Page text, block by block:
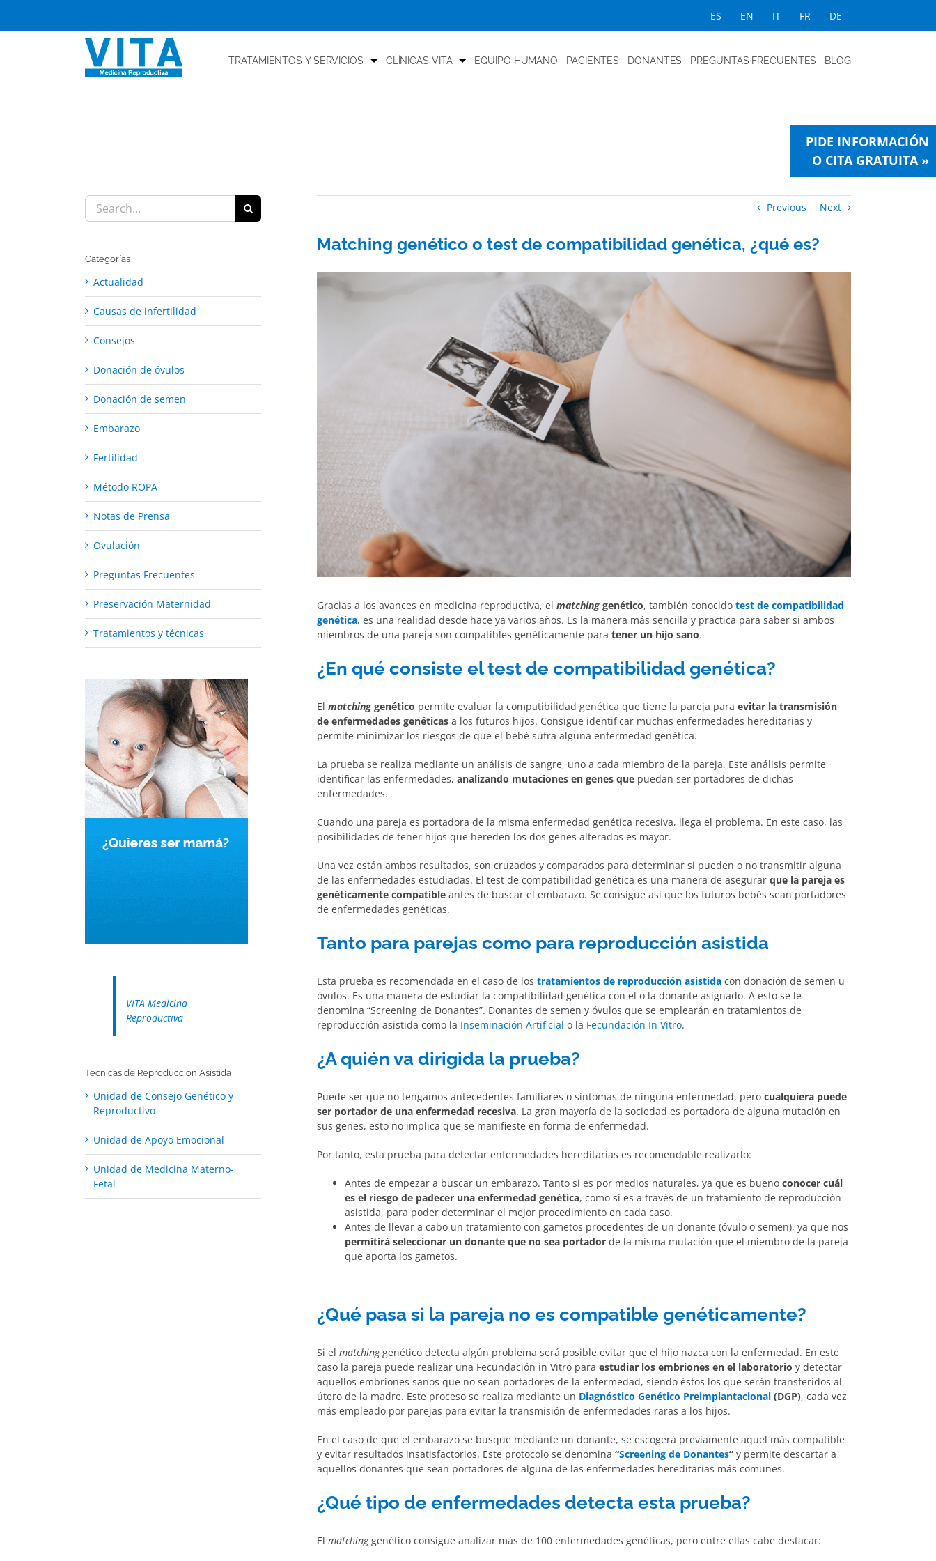
ES EN IT FR DE
TRATAMIENTOS Y SERVICIOS CLÍNICAS VITA EQUIPO HUMANO PACIENTES DONANTES PREGUNTAS FRECUENTES BLOG
PIDE INFORMACIÓN
O CITA GRATUITA »
Previous Next
Matching genético o test de compatibilidad genética, ¿qué es?
View
Gracias a los avances en medicina reproductiva, el matching genético, también conocido test de compatibilidad
genética, es una realidad desde hace ya varios años. Es la manera más sencilla y practica para saber si ambos
miembros de una pareja son compatibles genéticamente para tener un hijo sano.
¿En qué consiste el test de compatibilidad genética?
El matching genético permite evaluar la compatibilidad genética que tiene la pareja para evitar la transmisión
de enfermedades genéticas a los futuros hijos. Consigue identificar muchas enfermedades hereditarias y
permite minimizar los riesgos de que el bebé sufra alguna enfermedad genética.
La prueba se realiza mediante un análisis de sangre, uno a cada miembro de la pareja. Este análisis permite
identificar las enfermedades, analizando mutaciones en genes que puedan ser portadores de dichas
enfermedades.
Cuando una pareja es portadora de la misma enfermedad genética recesiva, llega el problema. En este caso, las
posibilidades de tener hijos que hereden los dos genes alterados es mayor.
Una vez están ambos resultados, son cruzados y comparados para determinar si pueden o no transmitir alguna
de las enfermedades estudiadas. El test de compatibilidad genética es una manera de asegurar que la pareja es
genéticamente compatible antes de buscar el embarazo. Se consigue así que los futuros bebés sean portadores
de enfermedades genéticas.
Tanto para parejas como para reproducción asistida
Esta prueba es recomendada en el caso de los tratamientos de reproducción asistida con donación de semen u
óvulos. Es una manera de estudiar la compatibilidad genética con el o la donante asignado. A esto se le
denomina “Screening de Donantes”. Donantes de semen y óvulos que se emplearán en tratamientos de
reproducción asistida como la Inseminación Artificial o la Fecundación In Vitro.
¿A quién va dirigida la prueba?
Puede ser que no tengamos antecedentes familiares o síntomas de ninguna enfermedad, pero cualquiera puede
ser portador de una enfermedad recesiva. La gran mayoría de la sociedad es portadora de alguna mutación en
sus genes, esto no implica que se manifieste en forma de enfermedad.
Por tanto, esta prueba para detectar enfermedades hereditarias es recomendable realizarlo:
Antes de empezar a buscar un embarazo. Tanto si es por medios naturales, ya que es bueno conocer cuál
es el riesgo de padecer una enfermedad genética, como si es a través de un tratamiento de reproducción
asistida, para poder determinar el mejor procedimiento en cada caso.
Antes de llevar a cabo un tratamiento con gametos procedentes de un donante (óvulo o semen), ya que nos
permitirá seleccionar un donante que no sea portador de la misma mutación que el miembro de la pareja
que aporta los gametos.
¿Qué pasa si la pareja no es compatible genéticamente?
Si el matchinggenético detecta algún problema será posible evitar que el hijo nazca con la enfermedad. En este
caso la pareja puede realizar una Fecundación in Vitro para estudiar los embriones en el laboratorio y detectar
aquellos embriones sanos que no sean portadores de la enfermedad, siendo éstos los que serán transferidos al
útero de la madre. Este proceso se realiza mediante un Diagnóstico Genético Preimplantacional (DGP), cada vez
más empleado por parejas para evitar la transmisión de enfermedades raras a los hijos.
En el caso de que el embarazo se busque mediante un donante, se escogerá previamente aquel más compatible
y evitar resultados insatisfactorios. Este protocolo se denomina “Screening de Donantes” y permite descartar a
aquellos donantes que sean portadores de alguna de las enfermedades hereditarias más comunes.
¿Qué tipo de enfermedades detecta esta prueba?
El matchinggenético consigue analizar más de 100 enfermedades genéticas, pero entre ellas cabe destacar:
Search
for:
Categorías
Actualidad
Causas de infertilidad
Consejos
Donación de óvulos
Donación de semen
Embarazo
Fertilidad
Método ROPA
Notas de Prensa
Ovulación
Preguntas Frecuentes
Preservación Maternidad
Tratamientos y técnicas
VITA Medicina
Reproductiva
Técnicas de Reproducción Asistida
Unidad de Consejo Genético y
Reproductivo
Unidad de Apoyo Emocional
Unidad de Medicina Materno-
Fetal